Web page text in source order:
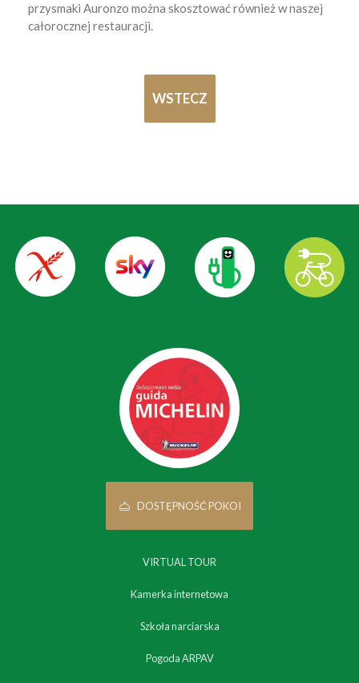
przysmaki Auronzo można skosztować również w naszej
całorocznej restauracji.
WSTECZ
DOSTĘPNOŚĆ POKOI
VIRTUAL TOUR
Kamerka internetowa
Szkoła narciarska
Pogoda ARPAV